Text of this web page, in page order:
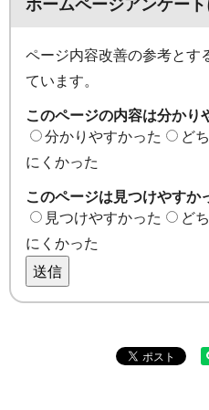
ページ内容改善の参考とす
ています。
このページの内容は分かり
分かりやすかった
ど
にくかった
このページは見つけやすか
見つけやすかった
ど
にくかった
送信